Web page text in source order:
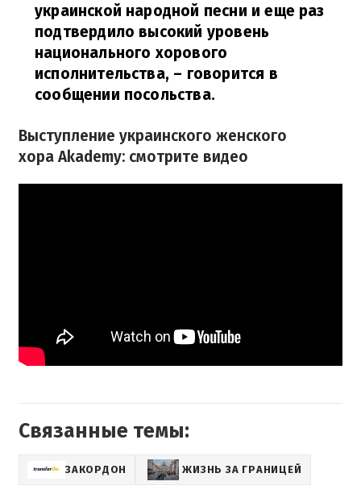
украинской народной песни и еще раз
подтвердило высокий уровень
национального хорового
исполнительства, – говорится в
сообщении посольства.
Выступление украинского женского
хора Akademy: смотрите видео
Связанные темы:
ЗАКОРДОН ЖИЗНЬ ЗА ГРАНИЦЕЙ